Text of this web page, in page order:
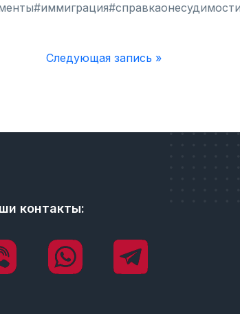
Следующая запись »
контакты: